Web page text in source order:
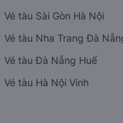
Vé tàu Sài Gòn Hà Nội
Vé tàu Nha Trang Đà
Vé tàu Đà Nẵng Huế
Vé tàu Hà Nội Vinh